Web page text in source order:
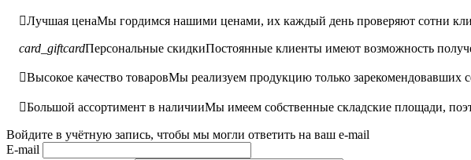
Лучшая ценаМы гордимся нашими ценами, их каждый день проверяют сотни
card_giftcardПерсональные скидкиПостоянные клиенты имеют возможность
Высокое качество товаровМы реализуем продукцию только зарекомендовавших
Большой ассортимент в наличииМы имеем собственные складские площади,
Войдите в учётную запись, чтобы мы могли ответить на ваш e-mail
E-mail